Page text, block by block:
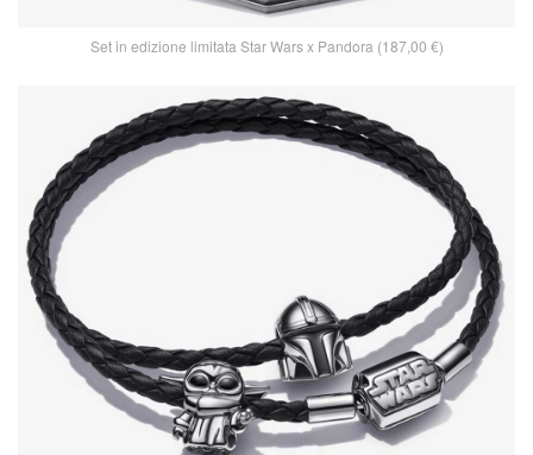
Set in edizione limitata Star Wars x Pandora (187,00 €)